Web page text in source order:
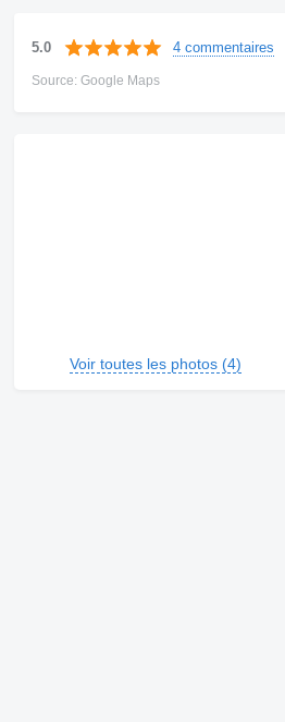
5.0 4 commentaires
Source: Google Maps
Voir toutes les photos (4)